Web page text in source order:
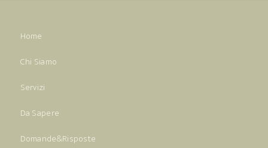
Home
Chi Siamo
Servizi
Da Sapere
Domande&Risposte